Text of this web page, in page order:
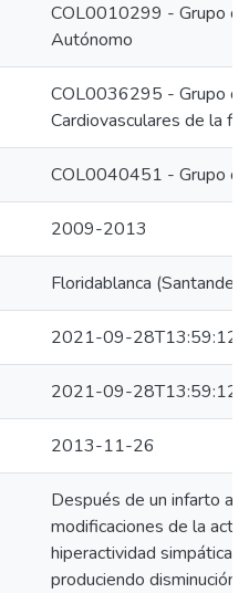
COL0010299 - Grupo
Autónomo
COL0036295 - Grupo
Cardiovasculares de la
COL0040451 - Grupo
2009-2013
Floridablanca
2021-09-28T13:59:12Z
2021-09-28T13:59:12Z
2013-11-26
Después de un infarto
modificaciones de la
hiperactividad simpática
produciendo disminución